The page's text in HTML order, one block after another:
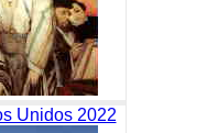
Unidos 2022